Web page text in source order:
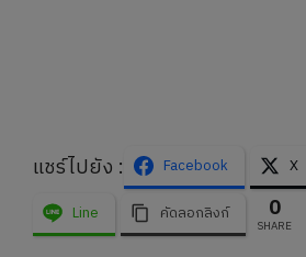
แชร์ไปยัง : Facebook X
Line
คัดลอกลิงก์ 0
SHARE